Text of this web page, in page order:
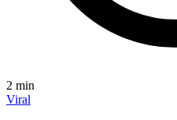
2 min
Viral